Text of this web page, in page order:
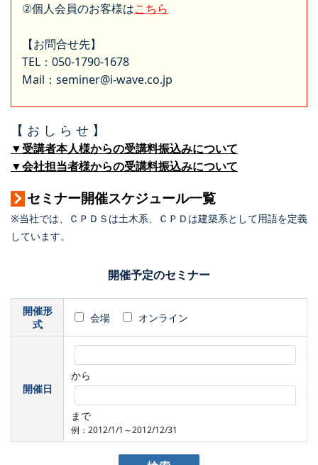
②個人会員のお客様はこちら
【お問合せ先】
TEL：050-1790-1678
Mail：seminer@i-wave.co.jp
【 お し ら せ 】
▼受講者本人様からの受講料振込みについて
▼会社担当者様からの受講料振込みについて
セミナー開催スケジュール一覧
※当社では、ＣＰＤＳは土木系、ＣＰＤは建築系として用語を定義
しています。
開催予定のセミナー
開催形
式
会場 オンライン
開催日
から
まで
例：2012/1/1～2012/12/31